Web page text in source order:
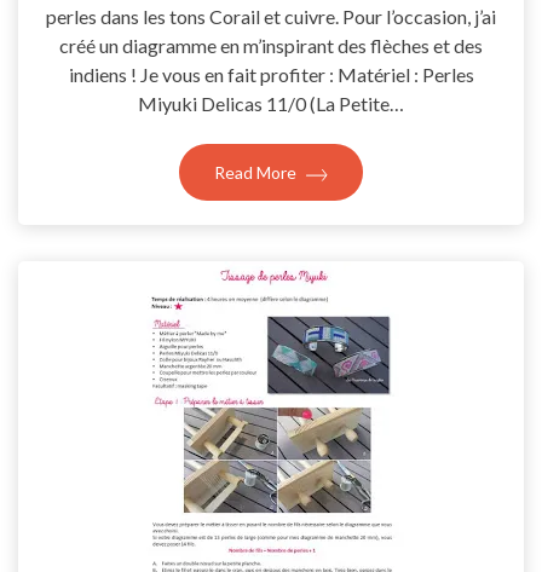
perles dans les tons Corail et cuivre. Pour l’occasion, j’ai
créé un diagramme en m’inspirant des flèches et des
indiens ! Je vous en fait profiter : Matériel : Perles
Miyuki Delicas 11/0 (La Petite…
Read More